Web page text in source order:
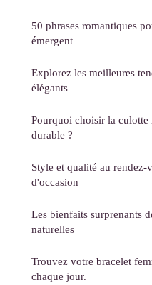
50 phrases romantiques
émergent
Explorez les meilleures
élégants
Pourquoi choisir la
durable ?
Style et qualité au rendez-
d'occasion
Les bienfaits surprenants
naturelles
Trouvez votre bracelet
chaque jour.